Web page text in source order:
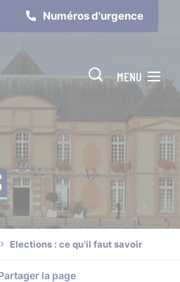
Numéros d'urgence
MENU
Elections : ce qu’il faut savoir
la page